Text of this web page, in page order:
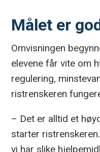
Målet er
Omvisningen
elevene får vite om
regulering,
ristrenskeren
– Det er alltid et
starter
vi har slike